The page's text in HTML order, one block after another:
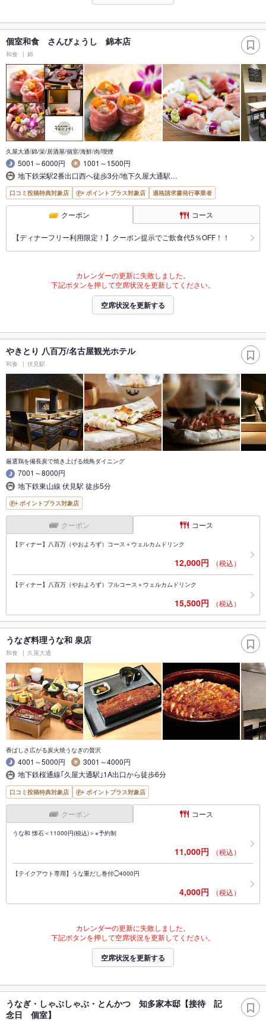
個室和食 さんびょうし 錦本店
和食 錦
久屋大通/錦/栄/居酒屋/個室/海鮮/肉/喫煙
5001～6000円
1001～1500円
地下鉄栄駅2番出口西へ徒歩3分/地下久屋大通駅…
口コミ投稿特典対象店 ポイントプラス対象店 適格請求書発行事業者
クーポン コース
【ディナーフリー利用限定！】クーポン提示でご飲食代5％OFF！！
カレンダーの更新に失敗しました。
下記ボタンを押して空席状況を更新してください。
空席状況を更新する
やきとり 八百万/名古屋観光ホテル
和食 伏見駅
厳選鶏を備長炭で焼き上げる焼鳥ダイニング
7001～8000円
地下鉄東山線 伏見駅 徒歩5分
ポイントプラス対象店
クーポン コース
【ディナー】八百万（やおよろず）コース＋ウェルカムドリンク
12,000円 （税込）
【ディナー】八百万（やおよろず）フルコース＋ウェルカムドリンク
15,500円 （税込）
うなぎ料理うな和 泉店
和食 久屋大通
香ばしさ広がる炭火焼うなぎの贅沢
4001～5000円
3001～4000円
地下鉄桜通線｢久屋大通駅｣1A出口から徒歩6分
口コミ投稿特典対象店 ポイントプラス対象店
クーポン コース
うな和 懐石＜11000円(税込)＞※予約制
11,000円 （税込）
【テイクアウト専用】うな重だし巻付◯4000円
4,000円 （税込）
カレンダーの更新に失敗しました。
下記ボタンを押して空席状況を更新してください。
空席状況を更新する
うなぎ・しゃぶしゃぶ・とんかつ 知多家本邸【接待 記
念日 個室】